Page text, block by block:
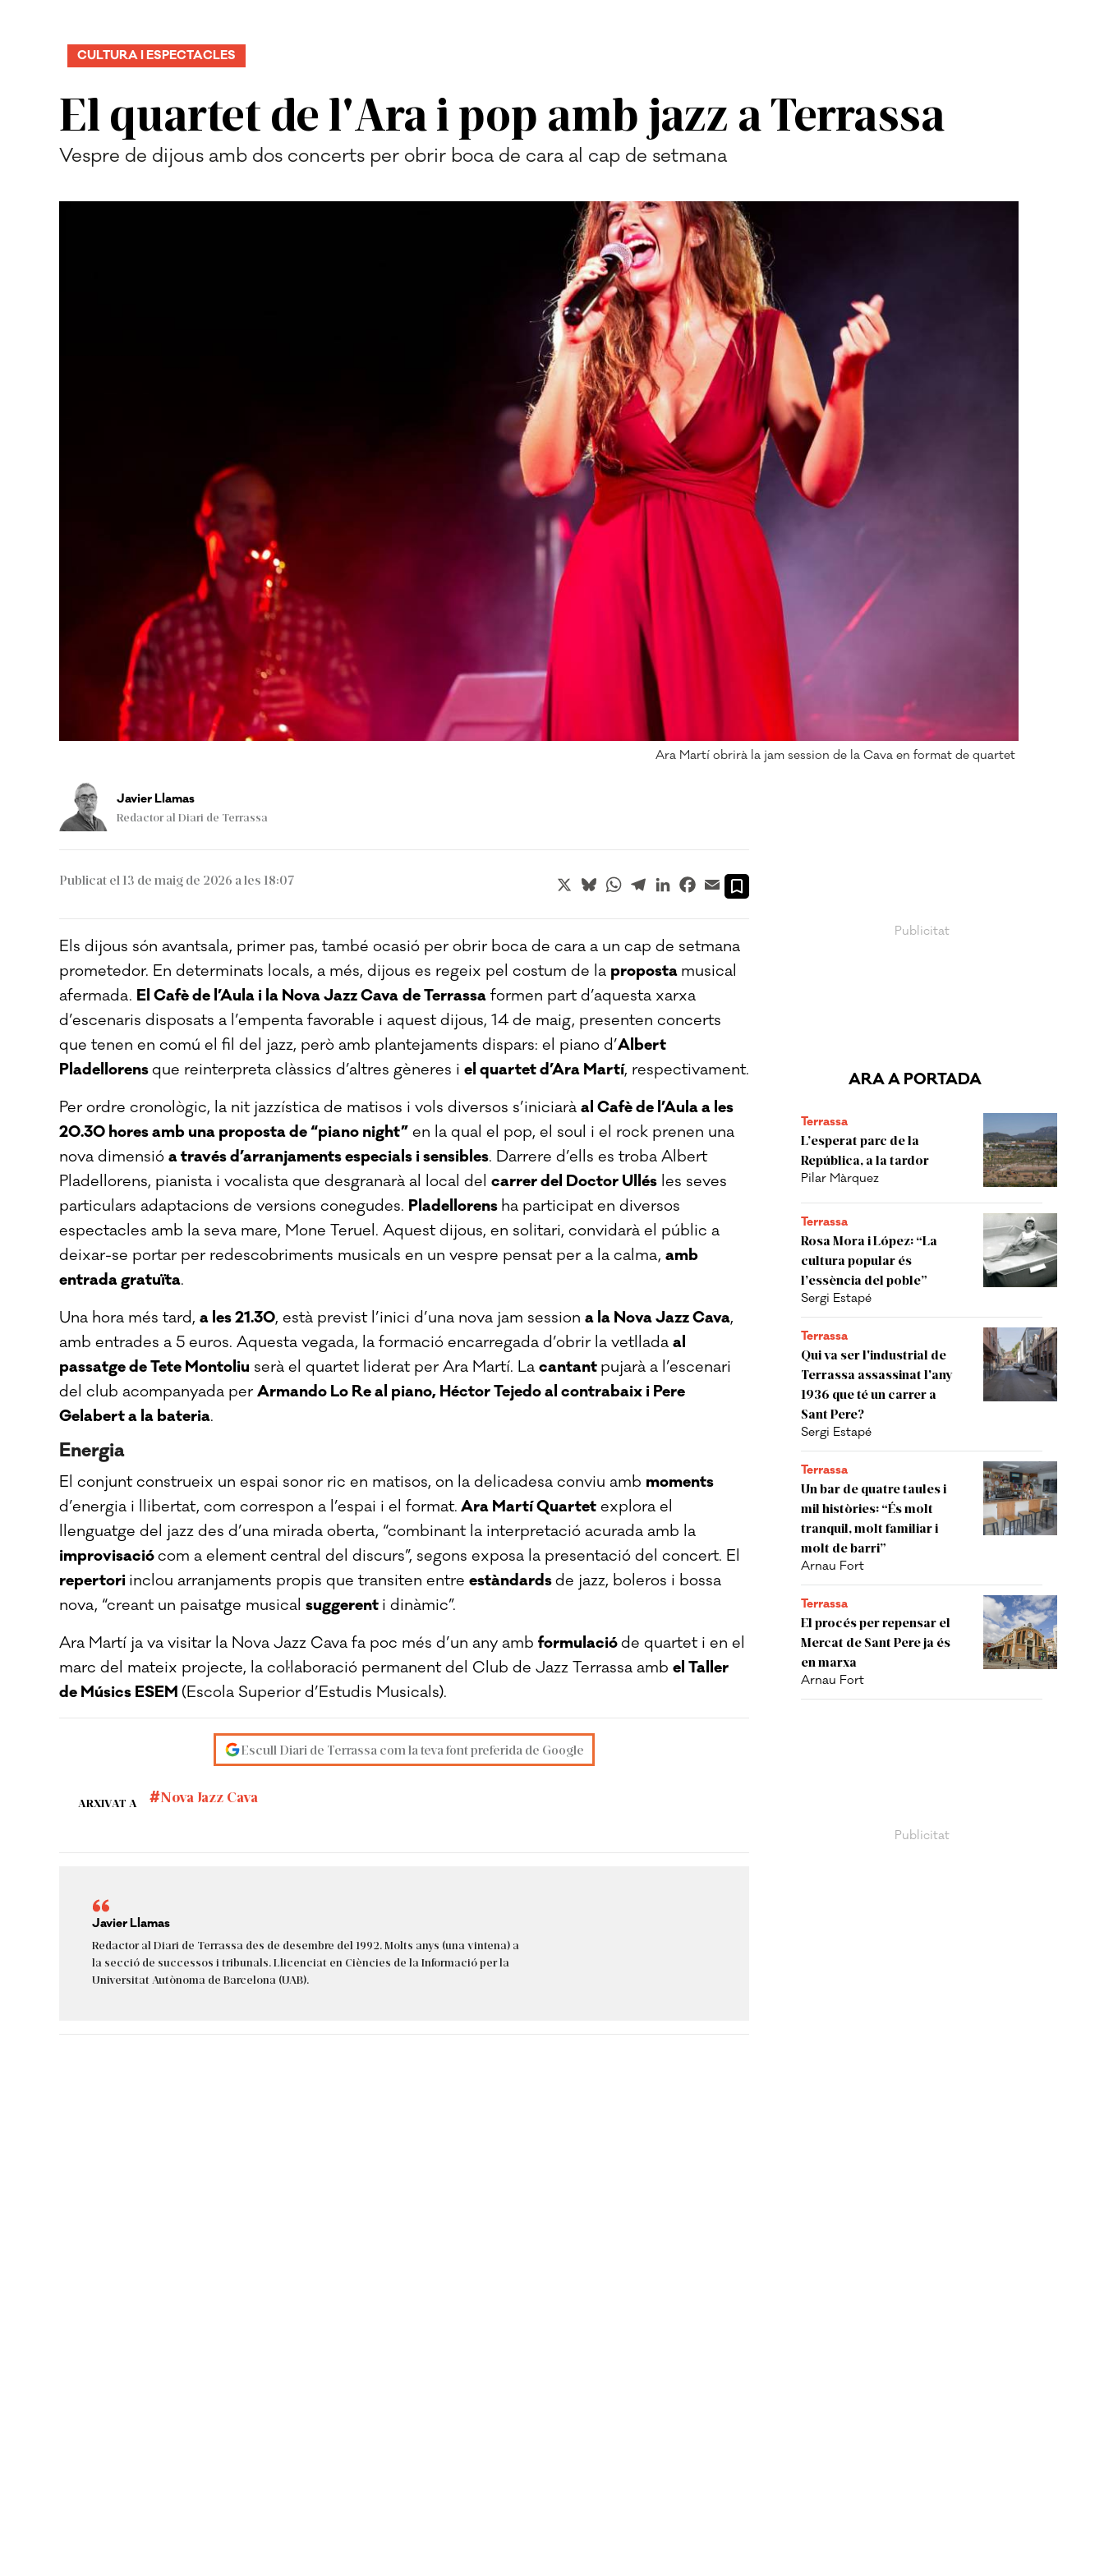
El quartet de l'Ara i pop amb jazz a Terrassa
CULTURA I ESPECTACLES
Vespre de dijous amb dos concerts per obrir boca de cara al cap de setmana
Ara Martí obrirà la jam session de la Cava en format de quartet
ARA A PORTADA
Terrassa
L’esperat parc de la
República, a la tardor
Pilar Màrquez
Terrassa
Rosa Mora i López: “La
cultura popular és
l’essència del poble”
Sergi Estapé
Terrassa
Qui va ser l'industrial de
Terrassa assassinat l'any
1936 que té un carrer a
Sant Pere?
Sergi Estapé
Terrassa
Un bar de quatre taules i
mil històries: “És molt
tranquil, molt familiar i
molt de barri”
Arnau Fort
Terrassa
El procés per repensar el
Mercat de Sant Pere ja és
en marxa
Arnau Fort
Javier Llamas
Redactor al Diari de Terrassa
Publicat el 13 de maig de 2026 a les 18:07 X BlueskyWhatsApp
TelegramLinkedInFacebook
Email
Els dijous són avantsala, primer pas, també ocasió per obrir boca de cara a un cap de setmana
prometedor. En determinats locals, a més, dijous es regeix pel costum de la proposta musical
afermada. El Cafè de l’Aula i la Nova Jazz Cava de Terrassa formen part d’aquesta xarxa
d’escenaris disposats a l’empenta favorable i aquest dijous, 14 de maig, presenten concerts
que tenen en comú el fil del jazz, però amb plantejaments dispars: el piano d’Albert
Pladellorensque reinterpreta clàssics d’altres gèneres i el quartet d’Ara Martí, respectivament.
Per ordre cronològic, la nit jazzística de matisos i vols diversos s’iniciarà al Cafè de l’Aula a les
20.30 hores amb una proposta de “piano night” en la qual el pop, el soul i el rock prenen una
nova dimensió a través d’arranjaments especials i sensibles. Darrere d’ells es troba Albert
Pladellorens, pianista i vocalista que desgranarà al local del carrer del Doctor Ullés les seves
particulars adaptacions de versions conegudes. Pladellorens ha participat en diversos
espectacles amb la seva mare, Mone Teruel. Aquest dijous, en solitari, convidarà el públic a
deixar-se portar per redescobriments musicals en un vespre pensat per a la calma, amb
entrada gratuïta.
Una hora més tard, a les 21.30, està previst l’inici d’una nova jam session a la Nova Jazz Cava,
amb entrades a 5 euros. Aquesta vegada, la formació encarregada d’obrir la vetllada al
passatge de Tete Montoliu serà el quartet liderat per Ara Martí. La cantant pujarà a l’escenari
del club acompanyada perArmando Lo Re al piano, Héctor Tejedo al contrabaix i Pere
Gelabert a la bateria.
Energia
El conjunt construeix un espai sonor ric en matisos, on la delicadesa conviu amb moments
d’energia i llibertat, com correspon a l’espai i el format. Ara Martí Quartet explora el
llenguatge del jazz des d’una mirada oberta, “combinant la interpretació acurada amb la
improvisaciócom a element central del discurs”, segons exposa la presentació del concert. El
repertori inclou arranjaments propis que transiten entre estàndardsde jazz, boleros i bossa
nova, “creant un paisatge musical suggerent i dinàmic”.
Ara Martí ja va visitar la Nova Jazz Cava fa poc més d’un any amb formulacióde quartet i en el
marc del mateix projecte, la col·laboració permanent del Club de Jazz Terrassa amb el Taller
de Músics ESEM (Escola Superior d’Estudis Musicals).
Escull Diari de Terrassa com la teva font preferida de Google
ARXIVAT A Nova Jazz Cava
Javier Llamas
Redactor al Diari de Terrassa des de desembre del 1992. Molts anys (una vintena) a
la secció de successos i tribunals. Llicenciat en Ciències de la Informació per la
Universitat Autònoma de Barcelona (UAB).